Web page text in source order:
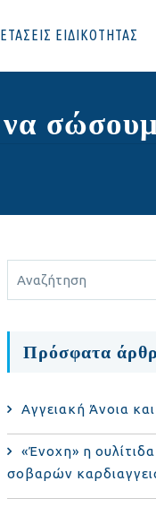
ΕΙΔΙΚΟΤΗΤΑΣ
Πρόσφατα
Αγγειακή Άνοια
«Ένοχη» η
σοβαρών